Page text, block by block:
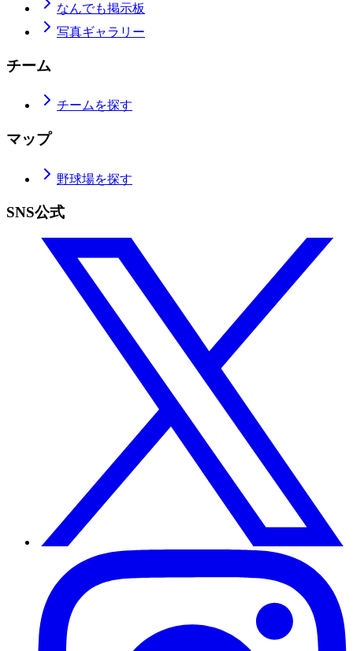
なんでも掲示板
写真ギャラリー
チーム
チームを探す
マップ
野球場を探す
SNS公式